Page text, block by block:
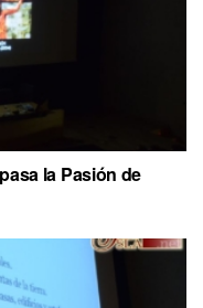
la Pasión de